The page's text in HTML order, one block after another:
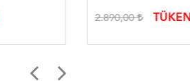
2.890,00 TÜKENDİ